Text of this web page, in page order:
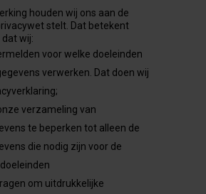
houden wij ons aan de
stelt. Dat betekent
wij:
voor welke doeleinden
verwerken. Dat doen wij
verzameling van
te beperken tot alleen de
die nodig zijn voor de
om uitdrukkelijke